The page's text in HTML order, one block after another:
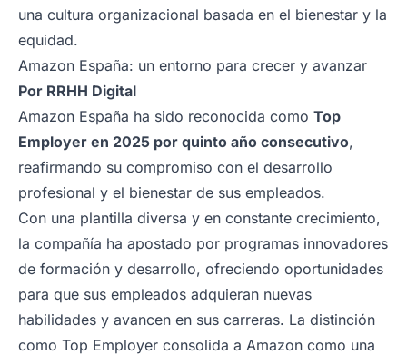
una cultura organizacional basada en el bienestar y la
equidad.
Amazon España: un entorno para crecer y avanzar
Por RRHH Digital
Amazon España ha sido reconocida como Top
Employer en 2025 por quinto año consecutivo,
reafirmando su compromiso con el desarrollo
profesional y el bienestar de sus empleados.
Con una plantilla diversa y en constante crecimiento,
la compañía ha apostado por programas innovadores
de formación y desarrollo, ofreciendo oportunidades
para que sus empleados adquieran nuevas
habilidades y avancen en sus carreras. La distinción
como Top Employer consolida a Amazon como una